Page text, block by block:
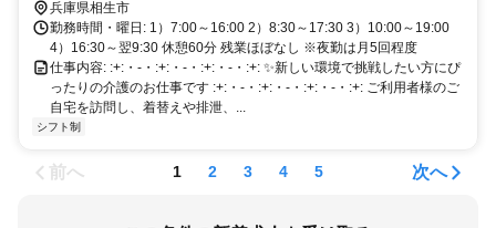
兵庫県相生市
勤務時間・曜日: 1）7:00～16:00 2）8:30～17:30 3）10:00～19:00
4）16:30～翌9:30 休憩60分 残業ほぼなし ※夜勤は月5回程度
仕事内容: :+:・-・:+:・-・:+:・-・:+: ✨新しい環境で挑戦したい方にぴ
ったりの介護のお仕事です :+:・-・:+:・-・:+:・-・:+: ご利用者様のご
自宅を訪問し、着替えや排泄、...
シフト制
前へ 1 2 3 4 5 次へ